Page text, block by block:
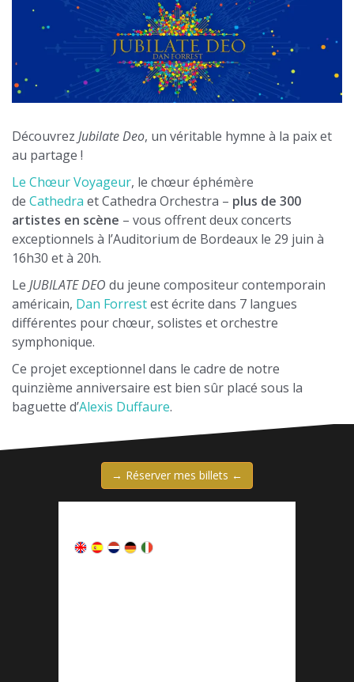
Découvrez Jubilate Deo, un véritable hymne à la paix et
au partage !
Le Chœur Voyageur, le chœur éphémère
de Cathedra et Cathedra Orchestra – plus de 300
artistes en scène – vous offrent deux concerts
exceptionnels à l’Auditorium de Bordeaux le 29 juin à
16h30 et à 20h.
Le JUBILATE DEO du jeune compositeur contemporain
américain, Dan Forrestest écrite dans 7 langues
différentes pour chœur, solistes et orchestre
symphonique.
Ce projet exceptionnel dans le cadre de notre
quinzième anniversaire est bien sûr placé sous la
baguette d’Alexis Duffaure.
→ Réserver mes billets ←